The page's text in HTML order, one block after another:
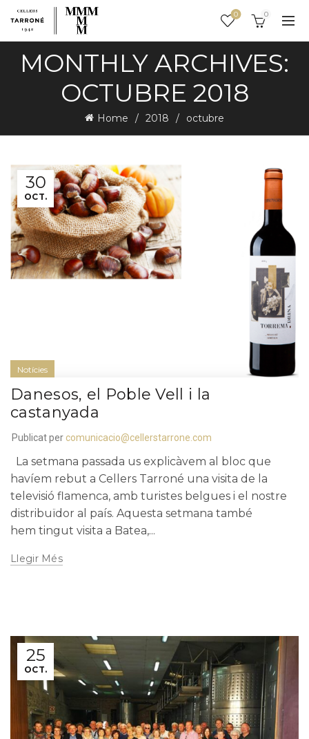
0 0
MONTHLY ARCHIVES:
OCTUBRE 2018
Home 2018 octubre
30
OCT.
Notícies
Danesos, el Poble Vell i la
castanyada
Publicat per comunicacio@cellerstarrone.com
La setmana passada us explicàvem al bloc que
havíem rebut a Cellers Tarroné una visita de la
televisió flamenca, amb turistes belgues i el nostre
distribuïdor al país. Aquesta setmana també
hem tingut visita a Batea,...
Llegir Més
25
OCT.